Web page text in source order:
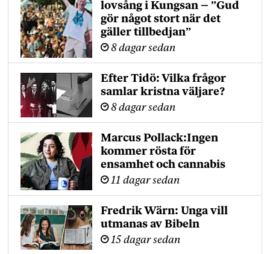
lovsång i Kungsan – ”Gud
gör något stort när det
gäller tillbedjan”
8 dagar sedan
Efter Tidö: Vilka frågor
samlar kristna väljare?
8 dagar sedan
Marcus Pollack:Ingen
kommer rösta för
ensamhet och cannabis
11 dagar sedan
Fredrik Wärn: Unga vill
utmanas av Bibeln
15 dagar sedan